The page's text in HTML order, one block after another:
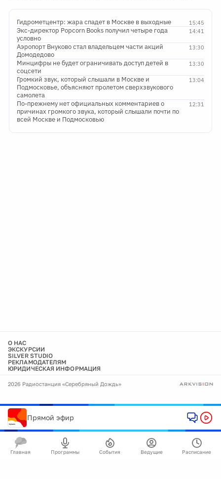
15:45
Гидрометцентр: жара спадет в Москве в выходные
14:41
Экс-директор Popcorn Books получил четыре года
условно
13:30
Аэропорт Внуково стал владельцем части акций
Домодедово
13:30
Минцифры не будет ограничивать доступ детей в
соцсети
13:04
Громкий звук, который слышали в Москве и
Подмосковье, объясняют пролетом сверхзвукового
самолета
12:31
По-прежнему нет официальных комментариев о
причинах громкого звука, который слышали почти по
всей Москве и Подмосковью
О НАС
ЭКСКУРСИИ
SILVER STUDIO
РЕКЛАМОДАТЕЛЯМ
ЮРИДИЧЕСКАЯ ИНФОРМАЦИЯ
2026 Радиостанция «Серебряный Дождь»
Прямой эфир
Главная Программы События Ведущие Расписание